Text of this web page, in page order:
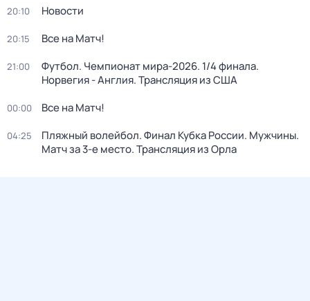
20:10 Новости
20:15 Все на Матч!
21:00
Футбол. Чемпионат мира-2026. 1/4 финала.
Норвегия - Англия. Трансляция из США
00:00 Все на Матч!
04:25
Пляжный волейбол. Финал Кубка России. Мужчины.
Матч за 3-е место. Трансляция из Орла